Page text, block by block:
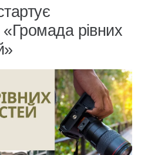
рівних